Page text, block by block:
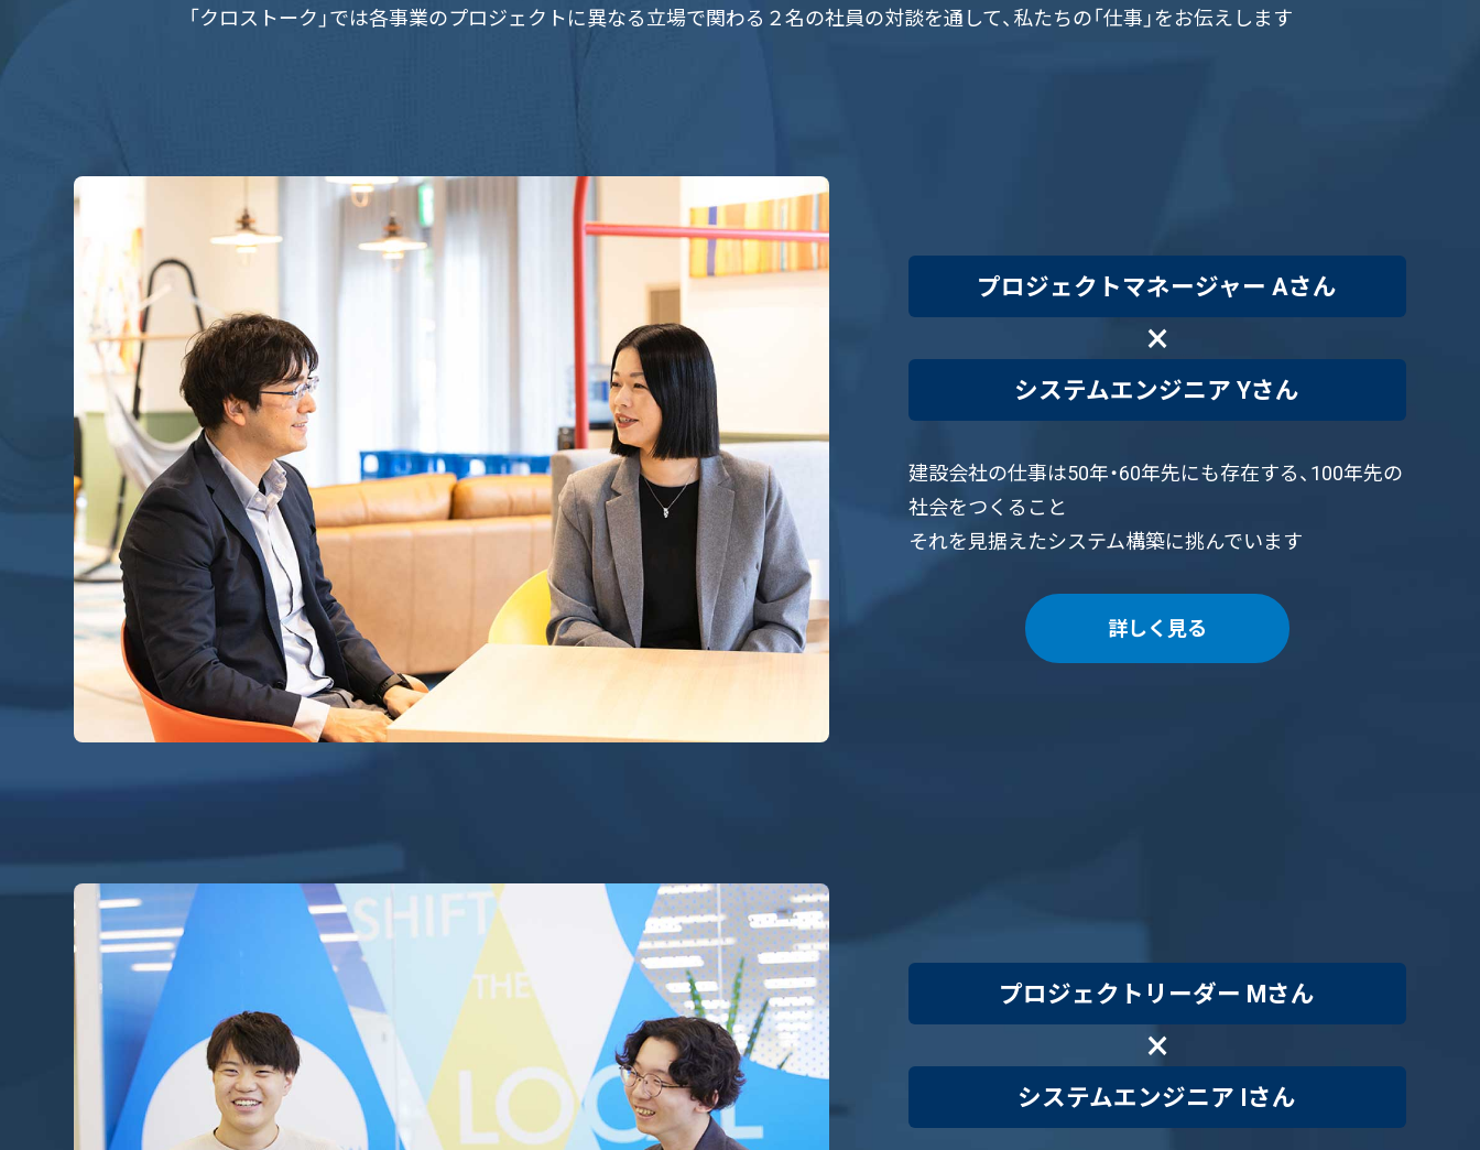
「クロストーク」では各事業のプロジェクトに異なる立場で関わる２名の社員の対談を通して、私たちの「仕事」をお伝えします
プロジェクトマネージャー Aさん
×
システムエンジニア Yさん
建設会社の仕事は50年・60年先にも存在する、100年先の
社会をつくること
それを見据えたシステム構築に挑んでいます
詳しく見る
プロジェクトリーダー Mさん
×
システムエンジニア Iさん